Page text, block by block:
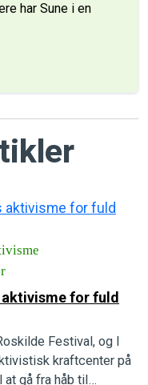
har Sune i en
for fuld
Festival, og I
kraftcenter på
gå fra håb til